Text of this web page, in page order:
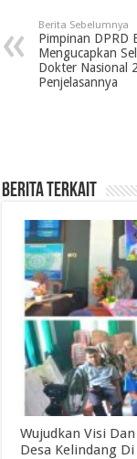
Berita Sebelumnya
Pimpinan DPRD
Mengucapkan
Dokter Nasional
Penjelasannya
Berita Terkait
Wujudkan Visi
Desa Kelindang